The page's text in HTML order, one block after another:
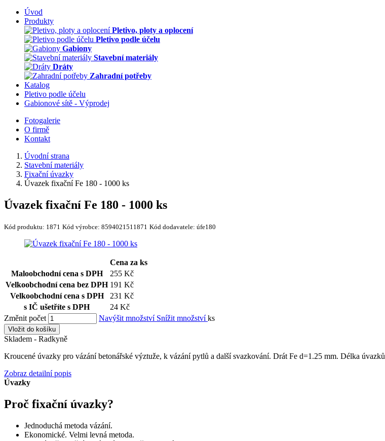
Úvod
Produkty
Pletivo, ploty a oplocení
Pletivo podle účelu
Gabiony
Stavební materiály
Dráty
Zahradní potřeby
Katalog
Pletivo podle účelu
Gabionové sítě - Výprodej
Fotogalerie
O firmě
Kontakt
Úvodní strana
Stavební materiály
Fixační úvazky
Úvazek fixační Fe 180 - 1000 ks
Úvazek fixační Fe 180 - 1000 ks
Kód produktu: 1871 Kód výrobce: 8594021511871 Kód dodavatele: úfe180
Cena za ks
Maloobchodní cena s DPH
255 Kč
Velkoobchodní cena bez DPH 191 Kč
Velkoobchodní cena s DPH
231 Kč
s IČ ušetříte s DPH
24 Kč
Změnit počet
Navýšit množství Snížit množstvíks
Vložit do košíku
Skladem - Radkyně
Kroucené úvazky pro vázání betonářské výztuže, k vázání pytlů a další svazkování. Drát Fe d=1.25 mm. Délka úvazků
Zobraz detailní popis
Úvazky
Proč fixační úvazky?
Jednoduchá metoda vázání.
Ekonomické. Velmi levná metoda.